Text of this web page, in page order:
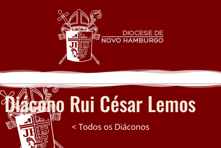
Diácono Rui César Lemos
< Todos os Diáconos